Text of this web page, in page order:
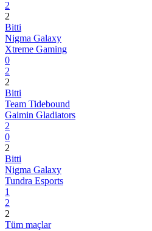
2
2
Bitti
Nigma Galaxy
Xtreme Gaming
0
2
2
Bitti
Team Tidebound
Gaimin Gladiators
2
0
2
Bitti
Nigma Galaxy
Tundra Esports
1
2
2
Tüm maçlar